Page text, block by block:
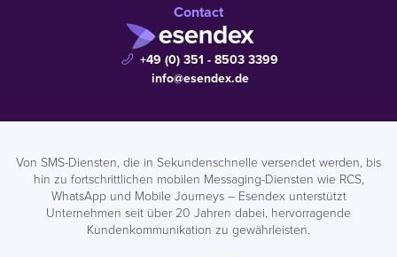
Contact
+49 (0) 351 - 8503 3399
info@esendex.de
Von SMS-Diensten, die in Sekundenschnelle versendet werden, bis
hin zu fortschrittlichen mobilen Messaging-Diensten wie RCS,
WhatsApp und Mobile Journeys – Esendex unterstützt
Unternehmen seit über 20 Jahren dabei, hervorragende
Kundenkommunikation zu gewährleisten.